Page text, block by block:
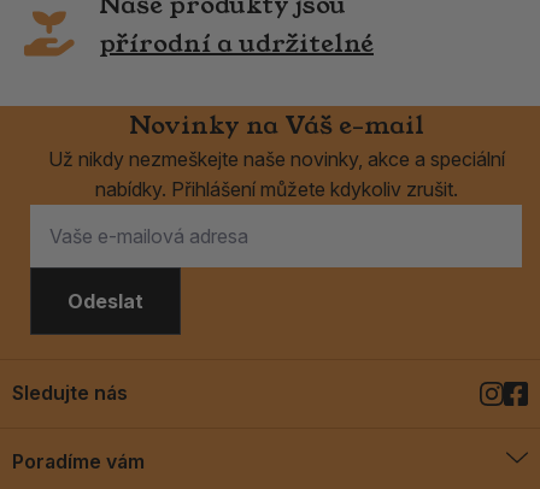
přírodní a udržitelné
Novinky na Váš e-mail
Už nikdy nezmeškejte naše novinky, akce a speciální
nabídky. Přihlášení můžete kdykoliv zrušit.
Odeslat
Poradíme vám
Sledujte nás